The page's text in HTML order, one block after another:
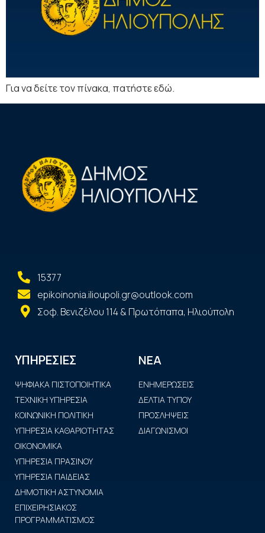
Για να δείτε τον πίνακα, πατήστε εδώ.
15377
epikoinonia.ilioupoli.gr@outlook.com
Σοφ. Βενιζέλου 114 & Πρωτόπαπα, Ηλιούπολη
ΥΠΗΡΕΣΙΕΣ
ΨΗΦΙΑΚΑ ΠΙΣΤΟΠΟΙΗΤΙΚΑ
ΤΕΧΝΙΚΗ ΥΠΗΡΕΣΙΑ
ΚΟΙΝΩΝΙΚΗ ΠΟΛΙΤΙΚΗ
ΥΠΗΡΕΣΙΑ ΚΑΘΑΡΙΟΤΗΤΑΣ
ΟΙΚΟΝΟΜΙΚΑ
ΥΠΗΡΕΣΙΑ ΠΡΑΣΙΝΟΥ
ΥΠΗΡΕΣΙΑ ΠΑΙΔΕΙΑΣ
ΔΗΜΟΤΙΚΗ ΑΣΤΥΝΟΜΙΑ
ΕΠΙΧΕΙΡΗΣΙΑΚΟΣ
ΠΡΟΓΡΑΜΜΑΤΙΣΜΟΣ
ΝΕΑ
ΕΝΗΜΕΡΩΣΕΙΣ
ΔΕΛΤΙΑ ΤΥΠΟΥ
ΠΡΟΣΛΗΨΕΙΣ
ΔΙΑΓΩΝΙΣΜΟΙ